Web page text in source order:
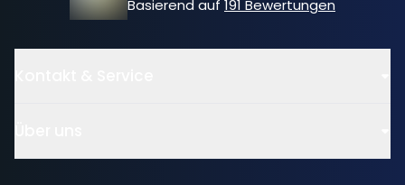
Basierend auf 191 Bewertungen